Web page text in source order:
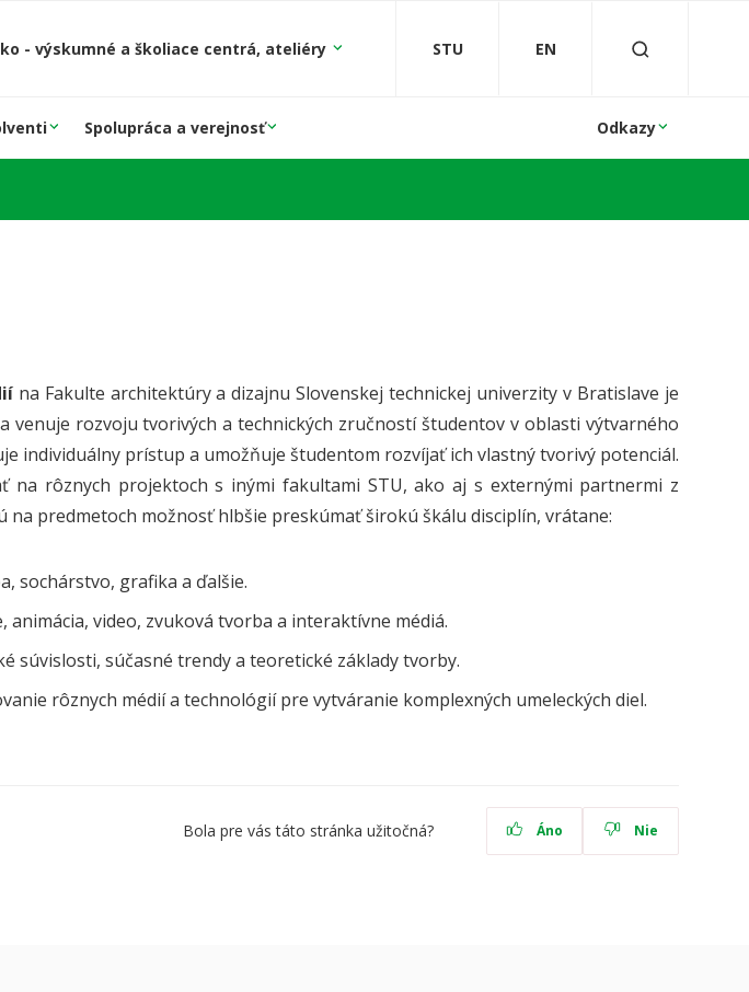
- výskumné a školiace centrá, ateliéry STU EN
Spolupráca a verejnosť Odkazy
na Fakulte architektúry a dizajnu Slovenskej technickej univerzity v Bratislave je
venuje rozvoju tvorivých a technických zručností študentov v oblasti výtvarného
individuálny prístup a umožňuje študentom rozvíjať ich vlastný tvorivý potenciál.
na rôznych projektoch s inými fakultami STU, ako aj s externými partnermi z
na predmetoch možnosť hlbšie preskúmať širokú škálu disciplín, vrátane:
sochárstvo, grafika a ďalšie.
animácia, video, zvuková tvorba a interaktívne médiá.
súvislosti, súčasné trendy a teoretické základy tvorby.
rôznych médií a technológií pre vytváranie komplexných umeleckých diel.
Bola pre vás táto stránka užitočná? Áno Nie